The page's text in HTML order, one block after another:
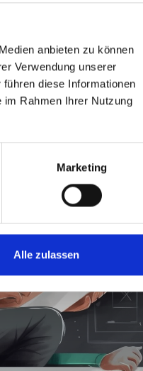
anbieten zu können
Verwendung unserer
diese Informationen
im Rahmen Ihrer Nutzung
Marketing
Alle zulassen